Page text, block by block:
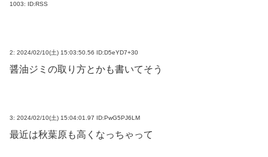
1003: ID:RSS
2: 2024/02/10(土) 15:03:50.56 ID:D5eYD7+30
醤油ジミの取り方とかも書いてそう
3: 2024/02/10(土) 15:04:01.97 ID:PwG5PJ6LM
最近は秋葉原も高くなっちゃって